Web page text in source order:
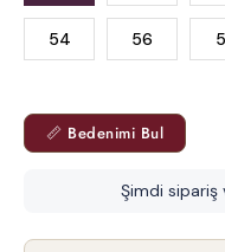
54 56
📏 Bedenimi Bul
Şimdi